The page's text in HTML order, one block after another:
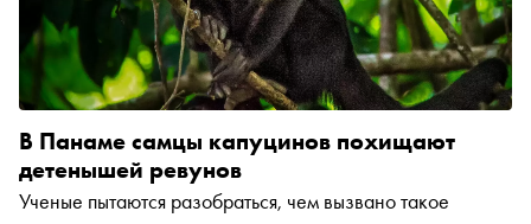
В Панаме самцы капуцинов похищают
детенышей ревунов
Ученые пытаются разобраться, чем вызвано такое